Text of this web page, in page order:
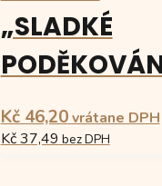
„SLADKÉ
Kč 46,20vrátane DPH
Kč 37,49 bez DPH